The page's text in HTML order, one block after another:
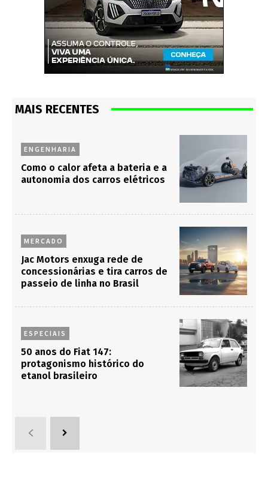
MAIS RECENTES
ENGENHARIA
Como o calor afeta a bateria e a
autonomia dos carros elétricos
MERCADO
Jac Motors enxuga rede de
concessionárias e tira carros de
passeio de linha no Brasil
ESPECIAIS
50 anos do Fiat 147:
protagonismo histórico do
etanol brasileiro